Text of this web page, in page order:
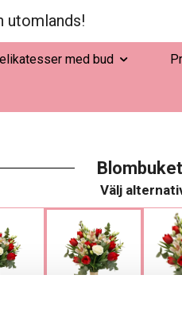
utomlands!
med bud
Välj